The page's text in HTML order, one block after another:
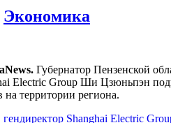
Экономика
Губернатор Пензенской
Electric Group Ши Цзюньпэн
на территории региона.